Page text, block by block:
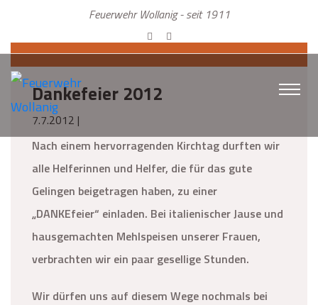
Feuerwehr Wollanig - seit 1911
Dankefeier 2012
7.7.2012 |
Nach einem hervorragenden Kirchtag durften wir
alle Helferinnen und Helfer, die für das gute
Gelingen beigetragen haben, zu einer
„DANKEfeier“ einladen. Bei italienischer Jause und
hausgemachten Mehlspeisen unserer Frauen,
verbrachten wir ein paar gesellige Stunden.
Wir dürfen uns auf diesem Wege nochmals bei